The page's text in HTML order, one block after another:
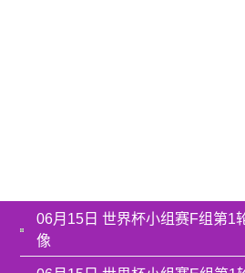
06月15日 世界杯小组赛F组第1
像